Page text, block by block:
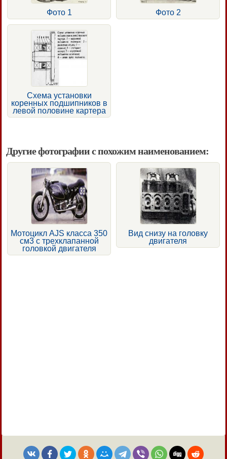
Фото 1 Фото 2
Схема установки
коренных подшипников в
левой половине картера
Другие фотографии с похожим наименованием:
Мотоцикл AJS класса 350
см3 с трехклапанной
головкой двигателя
Вид снизу на головку
двигателя